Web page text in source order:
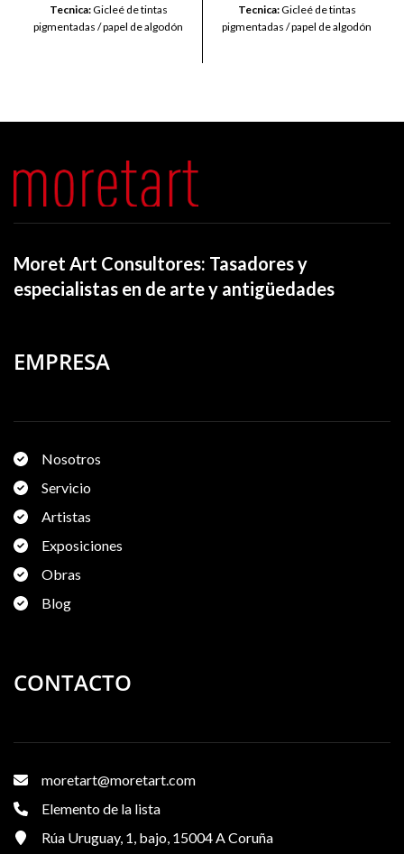
Tecnica:Gicleé de tintas
pigmentadas / papel de algodón
Tecnica:Gicleé de tintas
pigmentadas / papel de algodón
Moret Art Consultores: Tasadores y
especialistas en de arte y antigüedades
EMPRESA
Nosotros
Servicio
Artistas
Exposiciones
Obras
Blog
CONTACTO
moretart@moretart.com
Elemento de la lista
Rúa Uruguay, 1, bajo, 15004 A Coruña